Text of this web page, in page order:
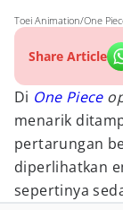
Toei Animation/One
Share Article
Di One Piece
menarik
pertarungan
diperlihatkan
sepertinya